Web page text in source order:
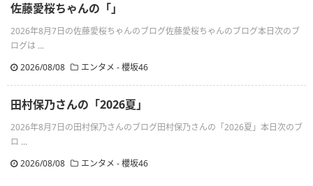
佐藤愛桜ちゃんの「」
2026年8月7日の佐藤愛桜ちゃんのブログ佐藤愛桜ちゃんのブログ本日次のブ
ログは ...
2026/08/08
エンタメ - 櫻坂46
田村保乃さんの「2026夏」
2026年8月7日の田村保乃さんのブログ田村保乃さんの「2026夏」本日次のブ
ロ ...
2026/08/08
エンタメ - 櫻坂46